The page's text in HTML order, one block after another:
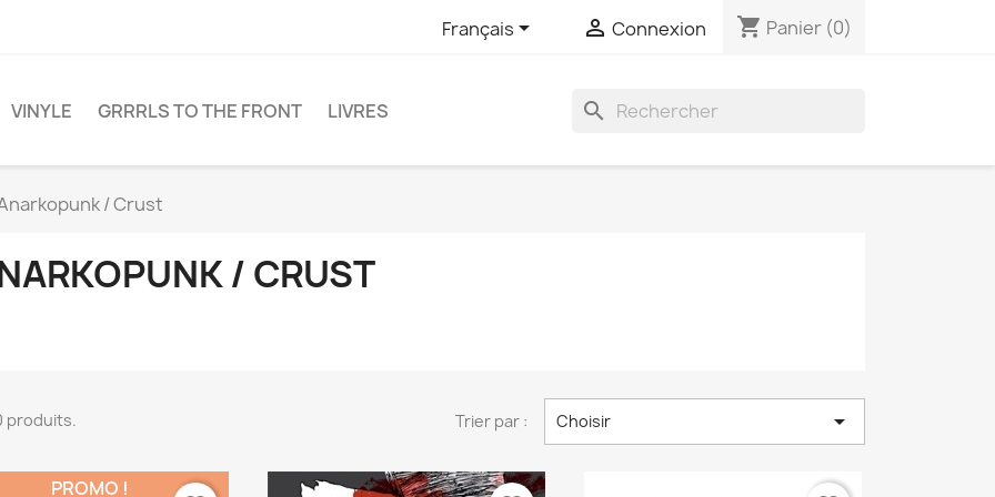
Français  Connexion shopping_cart Panier (0)
VINYLE GRRRLS TO THE FRONT LIVRES search
/ Crust
/ CRUST
produits. Trier par : Choisir 
PROMO !